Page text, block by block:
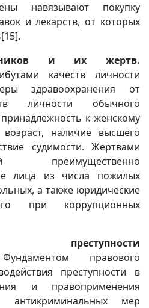
навязывают покупку
и лекарств, от которых
[15].
и их жертв.
качеств личности
здравоохранения от
личности обычного
к женскому
наличие высшего
судимости. Жертвами
преимущественно
лица из числа пожилых
а также юридические
при коррупционных
преступности
Фундаментом правового
преступности в
и правоприменения
антикриминальных мер